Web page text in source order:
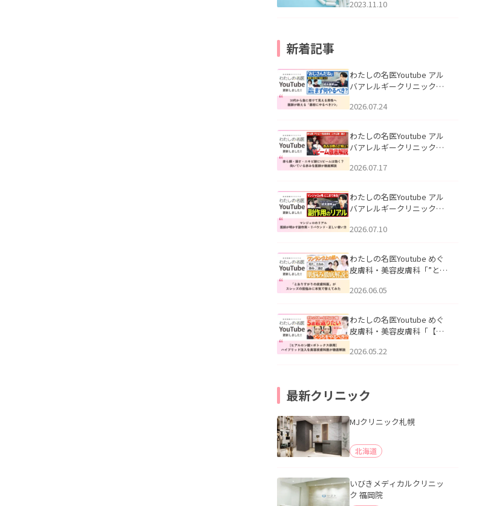
2023.11.10
新着記事
わたしの名医Youtube アル
バアレルギークリニック札
える男性へ｜医師が教える
公開いたしました。
2026.07.24
わたしの名医Youtube アル
バアレルギークリニック札
跡にVビームは効く？向いて
説」を公開いたしました。
2026.07.17
わたしの名医Youtube アル
バアレルギークリニック札
医師が明かす副作用・リバ
公開いたしました。
2026.07.10
わたしの名医Youtube めぐ
皮膚科・美容皮膚科「”とお
ッズの肌悩みに本気で答え
た。
2026.06.05
わたしの名医Youtube めぐ
皮膚科・美容皮膚科「【ヒ
用】ハイブリッド注入を美
2026.05.22
最新クリニック
MJクリニック札幌
北海道
いびきメディカルクリニッ
ク 福岡院